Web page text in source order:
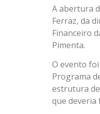
A abertura
Ferraz, da
Financeiro
Pimenta.
O evento
Programa
estrutura
que